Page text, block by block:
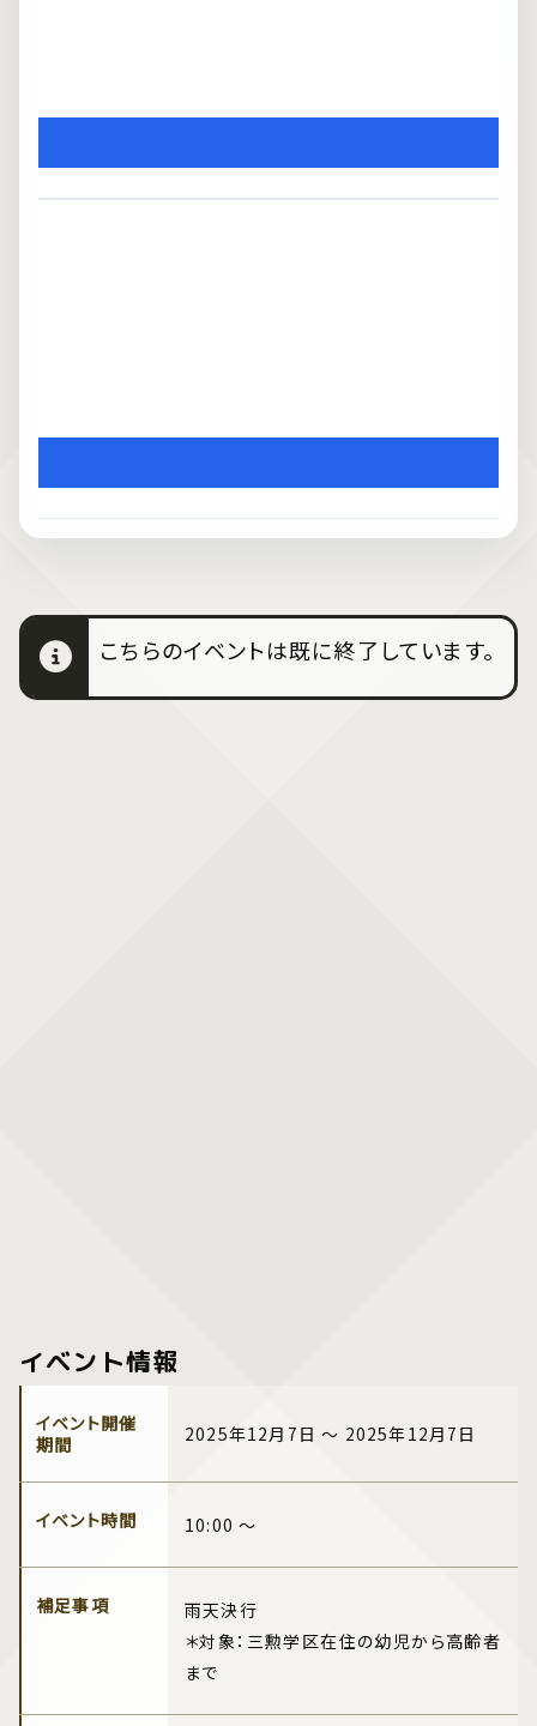
こちらのイベントは既に終了しています。
イベント情報
イベント開催
期間
2025年12月7日 ～ 2025年12月7日
イベント時間 10:00 ～
補足事項
雨天決行
＊対象：三勲学区在住の幼児から高齢者
まで